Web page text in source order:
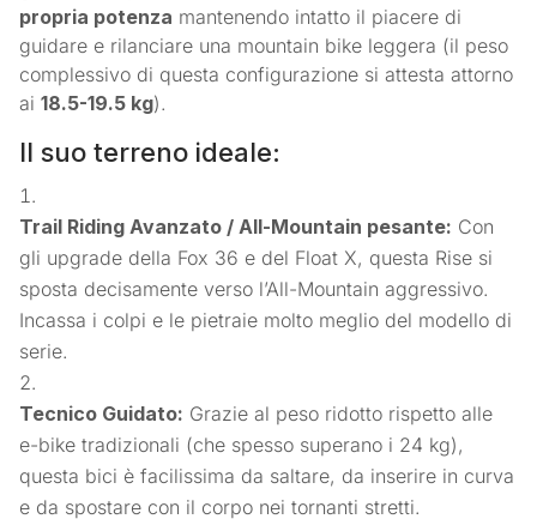
propria potenza mantenendo intatto il piacere di
guidare e rilanciare una mountain bike leggera (il peso
complessivo di questa configurazione si attesta attorno
ai18.5-19.5 kg).
Il suo terreno ideale:
Trail Riding Avanzato / All-Mountain pesante: Con
gli upgrade della Fox 36 e del Float X, questa Rise si
sposta decisamente verso l’All-Mountain aggressivo.
Incassa i colpi e le pietraie molto meglio del modello di
serie.
Tecnico Guidato: Grazie al peso ridotto rispetto alle
e-bike tradizionali (che spesso superano i 24 kg),
questa bici è facilissima da saltare, da inserire in curva
e da spostare con il corpo nei tornanti stretti.